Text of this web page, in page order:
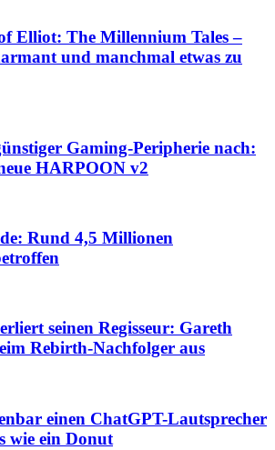
Elliot: The Millennium Tales –
und manchmal etwas zu
Gaming-Peripherie nach:
HARPOON v2
Rund 4,5 Millionen
seinen Regisseur: Gareth
Rebirth-Nachfolger aus
einen ChatGPT-Lautsprecher
wie ein Donut